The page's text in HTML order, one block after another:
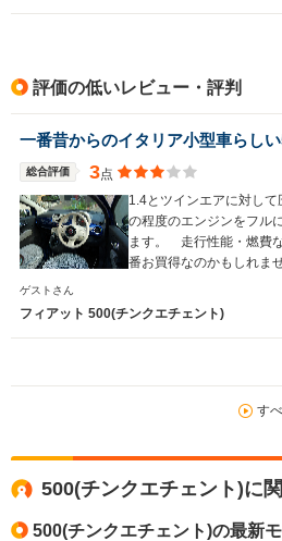
評価の低いレビュー・評判
一番昔からのイタリア小型車らし
総合評価 3点
1.4とツインエアに対し
の程度のエンジンをフル
ます。 走行性能・燃費
番お買得なのかもしれま
べて、自分に合ったモデ
味、雰囲気が異なりますよ
ゲストさん
フィアット 500(チンクエチェント)
す
500(チンクエチェント)に
500(チンクエチェント)の最新